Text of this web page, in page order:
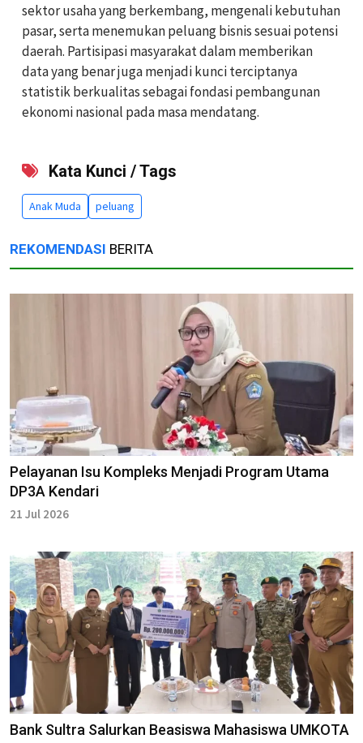
sektor usaha yang berkembang, mengenali kebutuhan
pasar, serta menemukan peluang bisnis sesuai potensi
daerah. Partisipasi masyarakat dalam memberikan
data yang benar juga menjadi kunci terciptanya
statistik berkualitas sebagai fondasi pembangunan
ekonomi nasional pada masa mendatang.
Kata Kunci / Tags
Anak Muda peluang
REKOMENDASI BERITA
Pelayanan Isu Kompleks Menjadi Program Utama
DP3A Kendari
21 Jul 2026
Bank Sultra Salurkan Beasiswa Mahasiswa UMKOTA